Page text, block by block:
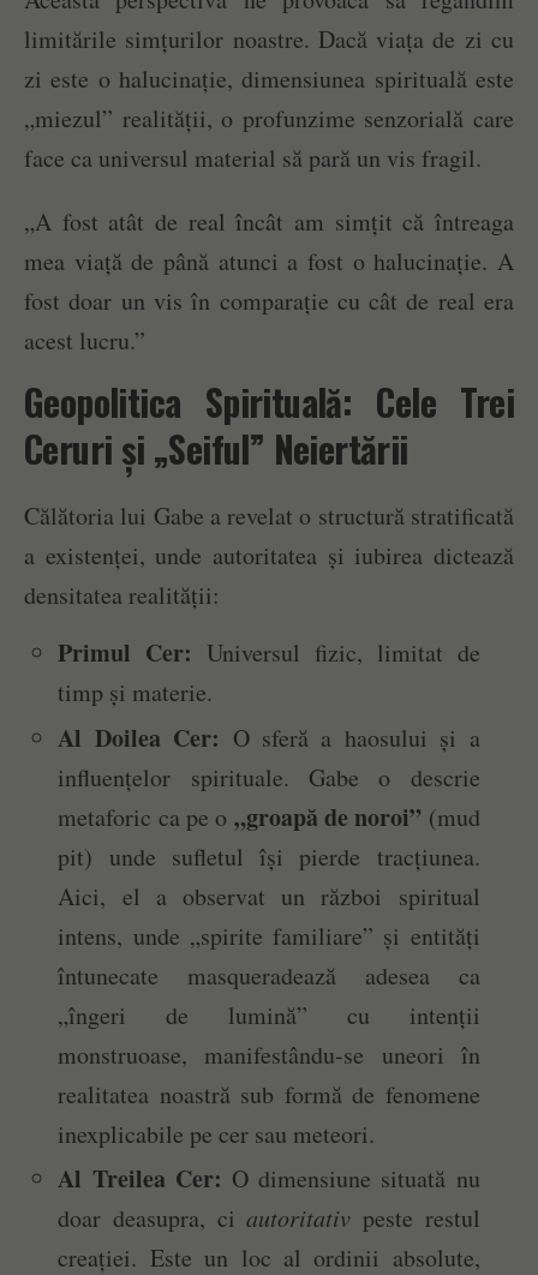
limitările simțurilor noastre. Dacă viața de zi cu
zi este o halucinație, dimensiunea spirituală este
„miezul” realității, o profunzime senzorială care
face ca universul material să pară un vis fragil.
„A fost atât de real încât am simțit că întreaga
mea viață de până atunci a fost o halucinație. A
fost doar un vis în comparație cu cât de real era
acest lucru.”
Geopolitica Spirituală: Cele Trei
Ceruri și „Seiful” Neiertării
Călătoria lui Gabe a revelat o structură stratificată
a existenței, unde autoritatea și iubirea dictează
densitatea realității:
Primul Cer: Universul fizic, limitat de
timp și materie.
Al Doilea Cer: O sferă a haosului și a
influențelor spirituale. Gabe o descrie
metaforic ca pe o „groapă de noroi” (mud
pit) unde sufletul își pierde tracțiunea.
Aici, el a observat un război spiritual
intens, unde „spirite familiare” și entități
întunecate masqueradează adesea ca
„îngeri de lumină” cu intenții
monstruoase, manifestându-se uneori în
realitatea noastră sub formă de fenomene
inexplicabile pe cer sau meteori.
Al Treilea Cer: O dimensiune situată nu
doar deasupra, ciautoritativ peste restul
creației. Este un loc al ordinii absolute,